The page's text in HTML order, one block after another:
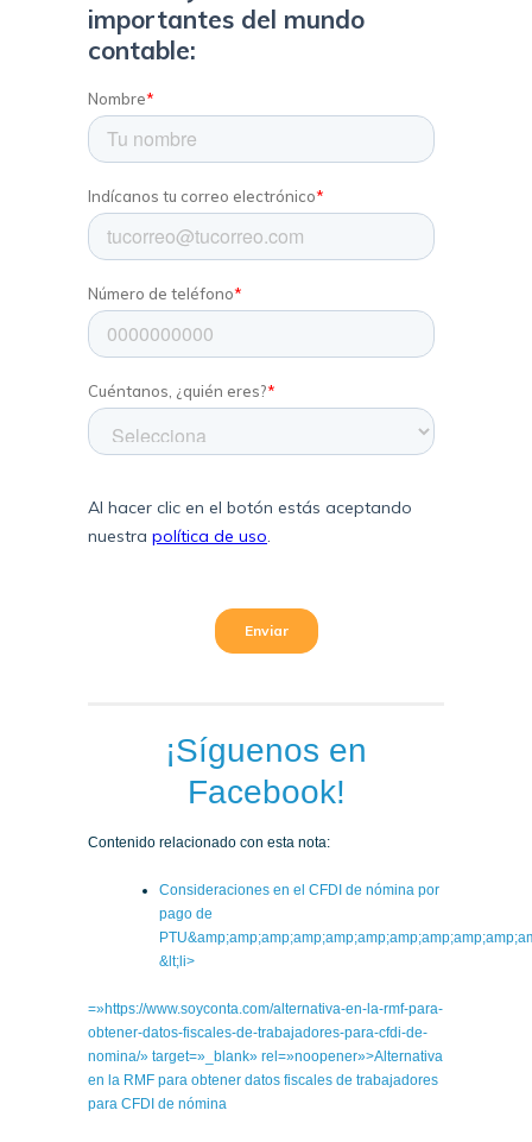
¡Síguenos en
Facebook!
Contenido relacionado con esta nota:
Consideraciones en el CFDI de nómina por
pago de
&lt;li>
=»https://www.soyconta.com/alternativa-en-la-rmf-para-
obtener-datos-fiscales-de-trabajadores-para-cfdi-de-
nomina/» target=»_blank» rel=»noopener»>Alternativa
en la RMF para obtener datos fiscales de trabajadores
para CFDI de nómina